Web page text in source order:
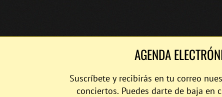
AGENDA
Suscríbete y recibirás en tu correo
conciertos. Puedes darte de baja en